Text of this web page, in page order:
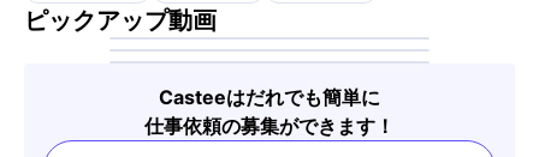
ピックアップ動画
Casteeはだれでも簡単に
仕事依頼の募集ができます！